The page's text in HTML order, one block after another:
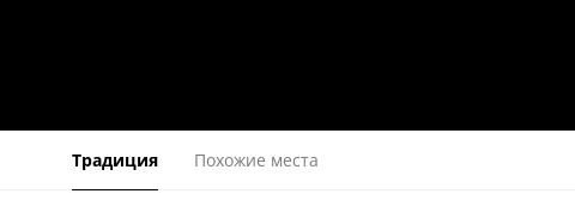
Традиция Похожие места